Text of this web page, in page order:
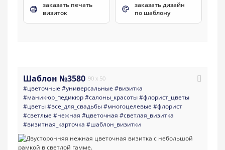
заказать печать
визиток
заказать дизайн
по шаблону
Шаблон №3580 90 x 50
#цветочные #универсальные #визитка
#маникюр_педикюр#салоны_красоты#флорист_цветы
#цветы#все_для_свадьбы#многоцелевые #флорист
#светлые #нежная #цветочная #светлая_визитка
#визитная_карточка #шаблон_визитки